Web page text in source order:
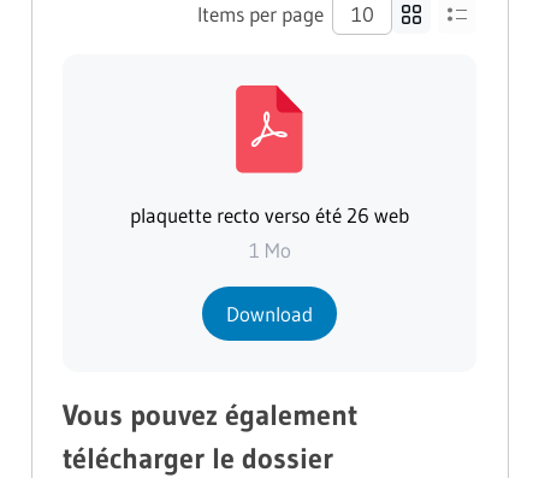
Items per page
plaquette recto verso été 26 web
1 Mo
Download
Vous pouvez également
télécharger le dossier